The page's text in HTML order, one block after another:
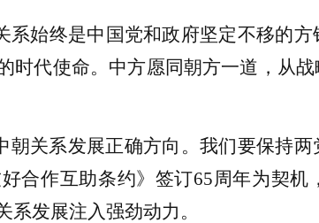
系始终是中国党和政府坚定不移的
时代使命。中方愿同朝方一道，从
关系发展正确方向。我们要保持两
合作互助条约》签订65周年为契
发展注入强劲动力。